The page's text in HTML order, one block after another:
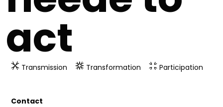
act
Transmission Transformation Participation
Contact